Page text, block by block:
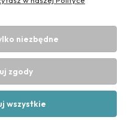
Ecommercy.pl
PRZELEWU TRADYCYJNEGO
43-516 ZABRZEG
niezbędne
zgody
wszystkie